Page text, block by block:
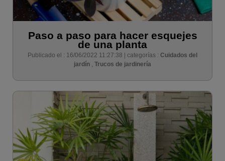
Paso a paso para hacer esquejes
de una planta
Publicado el : 16/06/2022 11:27:38 | categorías : Cuidados del
jardín
Trucos de jardinería